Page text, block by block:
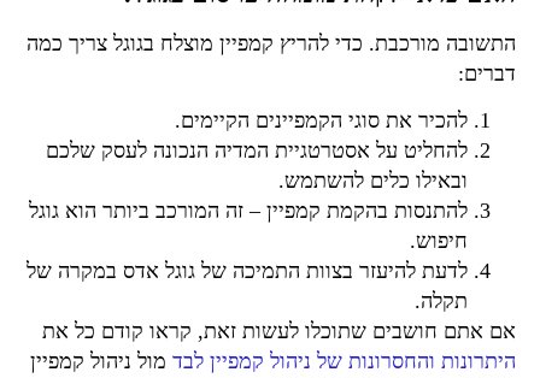
התשובה מורכבת. כדי להריץ קמפיין מוצלח בגוגל צריך כמה
דברים:
להכיר את סוגי הקמפיינים הקיימים.
להחליט על אסטרטגיית המדיה הנכונה לעסק שלכם
ובאילו כלים להשתמש.
להתנסות בהקמת קמפיין – זה המורכב ביותר הוא גוגל
חיפוש.
לדעת להיעזר בצוות התמיכה של גוגל אדס במקרה של
תקלה.
אם אתם חושבים שתוכלו לעשות זאת, קראו קודם כל את
היתרונות והחסרונות של ניהול קמפיין לבדמול ניהול קמפיין